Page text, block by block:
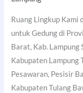
Ruang Lingkup
untuk Gedung di
Barat, Kab. Lampung
Kabupaten Lampung
Pesawaran, Pesisir
Kabupaten Tulang